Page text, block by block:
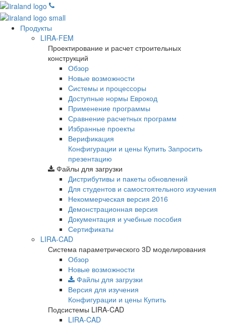
Продукты
LIRA-FEM
Проектирование и расчет строительных
конструкций
Обзор
Новые возможности
Cистемы и процессоры
Доступные нормы Еврокод
Применение программы
Сравнение расчетных программ
Избранные проекты
Верификация
Конфигурации и цены Купить Запросить
презентацию
Файлы для загрузки
Дистрибутивы и пакеты обновлений
Для студентов и самостоятельного изучения
Некоммерческая версия 2016
Демонстрационная версия
Документация и учебные пособия
Сертификаты
LIRA-CAD
Система параметрического 3D моделирования
Обзор
Новые возможности
Файлы для загрузки
Версия для изучения
Конфигурации и цены Купить
Подсистемы LIRA-CAD
LIRA-CAD